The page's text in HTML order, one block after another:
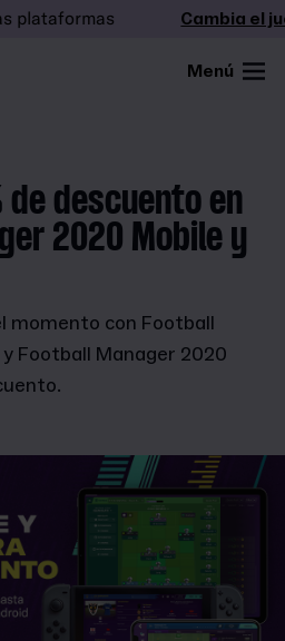
Cambia el
Menú
de descuento en
2020 Mobile y
momento con Football
Football Manager 2020